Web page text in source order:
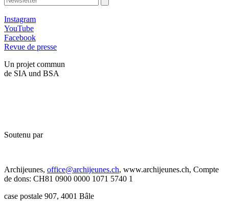
Instagram
YouTube
Facebook
Revue de presse
Un projet commun
de SIA und BSA
Soutenu par
Archijeunes, office@archijeunes.ch, www.archijeunes.ch, Compte
de dons: CH81 0900 0000 1071 5740 1
case postale 907, 4001 Bâle